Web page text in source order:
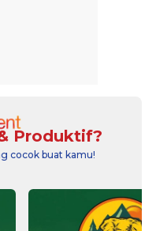
Produktif?
cocok buat kamu!